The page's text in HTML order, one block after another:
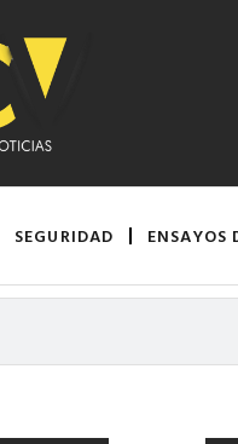
SEGURIDAD ENSAYOS